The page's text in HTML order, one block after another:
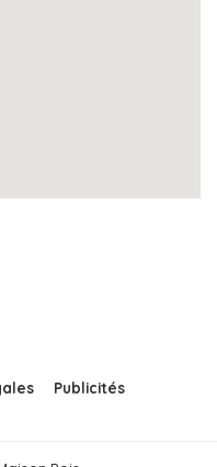
Publicités